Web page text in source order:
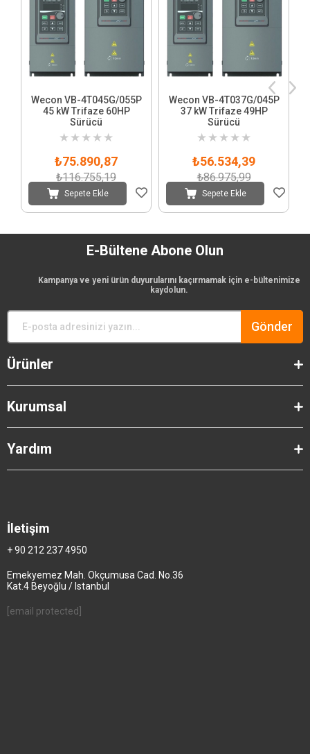
Wecon VB-4T045G/055P
45 kW Trifaze 60HP
Sürücü
★ ★ ★ ★ ★
₺75.890,87
₺116.755,19
Sepete Ekle
Wecon VB-4T037G/045P
37 kW Trifaze 49HP
Sürücü
★ ★ ★ ★ ★
₺56.534,39
₺86.975,99
Sepete Ekle
E-Bültene Abone Olun
Kampanya ve yeni ürün duyurularını kaçırmamak için e-bültenimize
kaydolun.
Gönder
Ürünler
Kurumsal
Yardım
İletişim
+ 90 212 237 4950
Emekyemez Mah. Okçumusa Cad. No.36
Kat.4 Beyoğlu / Istanbul
[email protected]